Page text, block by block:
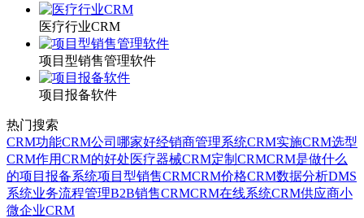
医疗行业CRM
项目型销售管理软件
项目报备软件
热门搜索
CRM功能CRM公司哪家好经销商管理系统CRM实施CRM选型
CRM作用CRM的好处医疗器械CRM定制CRMCRM是做什么
的项目报备系统项目型销售CRMCRM价格CRM数据分析DMS
系统业务流程管理B2B销售CRMCRM在线系统CRM供应商小
微企业CRM